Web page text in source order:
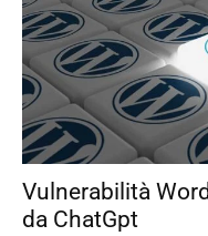
Vulnerabilità
da ChatGpt